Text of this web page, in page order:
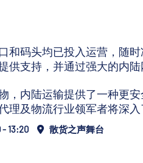
和码头均已投入运营，随
供支持，并通过强大的内陆
，内陆运输提供了一种更
理及物流行业领军者将深
- 13:20
散货之声舞台